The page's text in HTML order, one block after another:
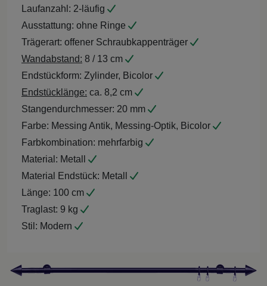
Laufanzahl: 2-läufig
Ausstattung: ohne Ringe
Trägerart: offener Schraubkappenträger
Wandabstand: 8 / 13 cm
Endstückform: Zylinder, Bicolor
Endstücklänge: ca. 8,2 cm
Stangendurchmesser: 20 mm
Farbe: Messing Antik, Messing-Optik, Bicolor
Farbkombination: mehrfarbig
Material: Metall
Material Endstück: Metall
Länge: 100 cm
Traglast: 9 kg
Stil: Modern